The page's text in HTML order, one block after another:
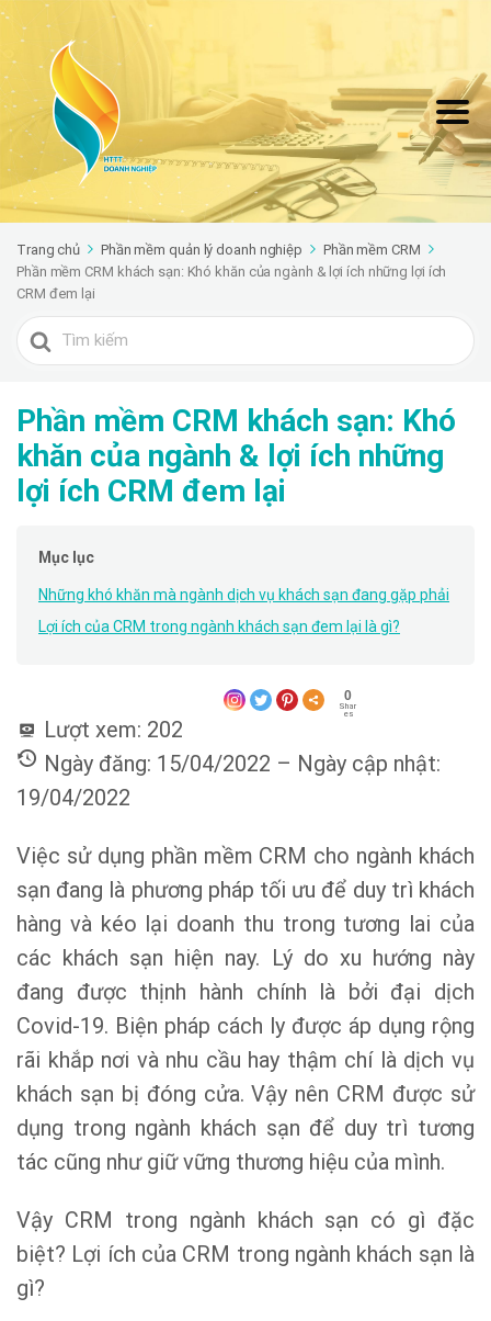
Trang chủ Phần mềm quản lý doanh nghiệp
Phần mềm CRM
Phần mềm CRM khách sạn: Khó khăn của ngành & lợi ích những lợi ích
CRM đem lại
Search
For
Phần mềm CRM khách sạn: Khó
khăn của ngành & lợi ích những
lợi ích CRM đem lại
Mục lục
Những khó khăn mà ngành dịch vụ khách sạn đang gặp phải
Lợi ích của CRM trong ngành khách sạn đem lại là gì?
0
Shar
es
Lượt xem: 202
Ngày đăng: 15/04/2022 – Ngày cập nhật:
19/04/2022
Việc sử dụng phần mềm CRM cho ngành khách
sạn đang là phương pháp tối ưu để duy trì khách
hàng và kéo lại doanh thu trong tương lai của
các khách sạn hiện nay. Lý do xu hướng này
đang được thịnh hành chính là bởi đại dịch
Covid-19. Biện pháp cách ly được áp dụng rộng
rãi khắp nơi và nhu cầu hay thậm chí là dịch vụ
khách sạn bị đóng cửa. Vậy nên CRM được sử
dụng trong ngành khách sạn để duy trì tương
tác cũng như giữ vững thương hiệu của mình.
Vậy CRM trong ngành khách sạn có gì đặc
biệt? Lợi ích của CRM trong ngành khách sạn là
gì?